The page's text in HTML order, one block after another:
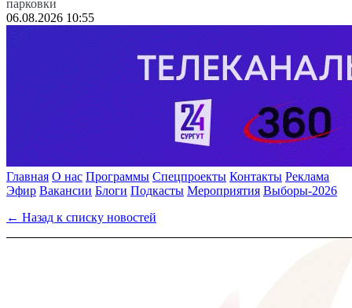
парковки
06.08.2026 10:55
Главная О нас Программы Спецпроекты Контакты Реклама
Эфир Вакансии Блоги Подкасты Мероприятия Выборы-2026
← Назад к списку новостей